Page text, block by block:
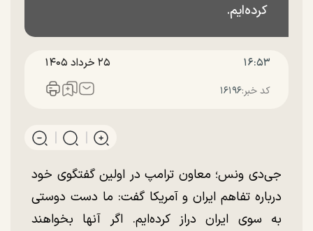
کرده‌ایم.
۱۶:۵۳ ۲۵ خرداد ۱۴۰۵
کد خبر:۱۶۱۹۶
جی‌دی ونس؛ معاون ترامپ در اولین گفتگوی خود
درباره تفاهم ایران و آمریکا گفت: ما دست دوستی
به سوی ایران دراز کرده‌ایم. اگر آنها بخواهند